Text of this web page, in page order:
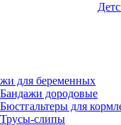
для беременных
Бандажи дородовые
Бюстгальтеры для
Трусы-слипы